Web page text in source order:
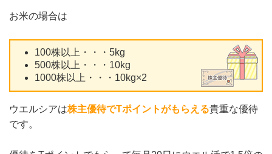
お米の場合は
100株以上・・・5kg
500株以上・・・10kg
1000株以上・・・10kg×2
ウエルシアは株主優待でTポイントがもらえる貴重な優待
です。